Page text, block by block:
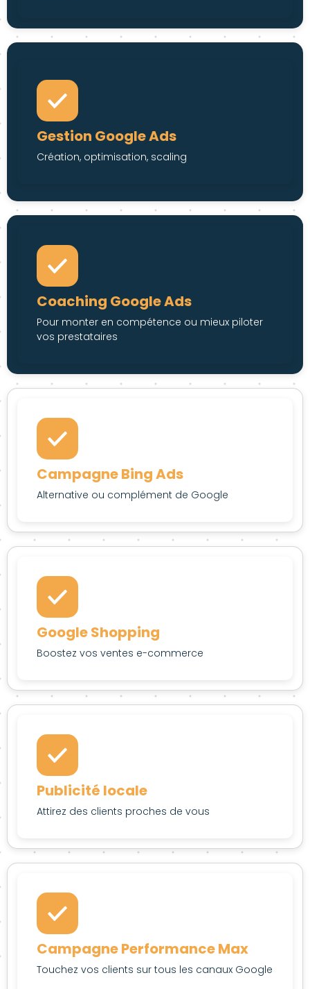
Gestion Google Ads
Création, optimisation, scaling
Coaching Google Ads
Pour monter en compétence ou mieux piloter
vos prestataires
Campagne Bing Ads
Alternative ou complément de Google
Google Shopping
Boostez vos ventes e-commerce
Publicité locale
Attirez des clients proches de vous
Campagne Performance Max
Touchez vos clients sur tous les canaux Google